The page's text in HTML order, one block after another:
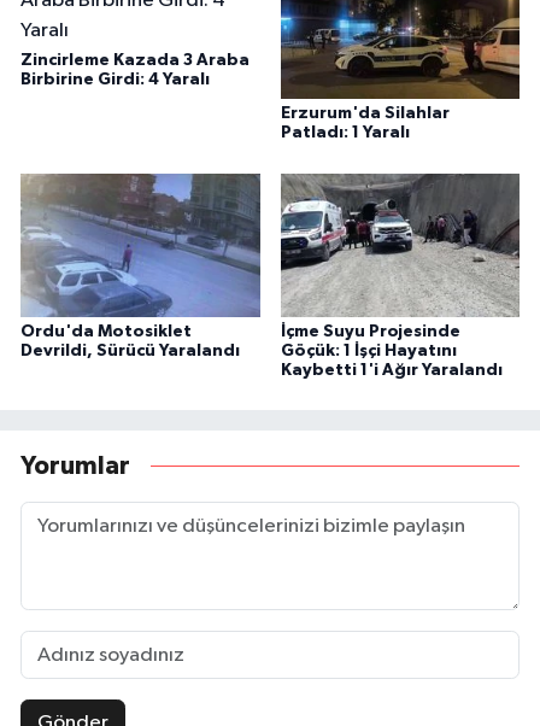
Zincirleme Kazada 3 Araba
Birbirine Girdi: 4 Yaralı
Erzurum'da Silahlar
Patladı: 1 Yaralı
Ordu'da Motosiklet
Devrildi, Sürücü Yaralandı
İçme Suyu Projesinde
Göçük: 1 İşçi Hayatını
Kaybetti 1'i Ağır Yaralandı
Yorumlar